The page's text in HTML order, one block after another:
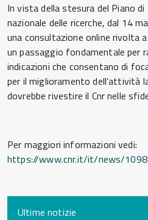
In vista della stesura del Piano di
nazionale delle ricerche, dal 14
una consultazione online rivolta
un passaggio fondamentale per
indicazioni che consentano di
per il miglioramento dell’attività
dovrebbe rivestire il Cnr nelle
Per maggiori informazioni vedi:
https://www.cnr.it/it/news/
Ultime notizie